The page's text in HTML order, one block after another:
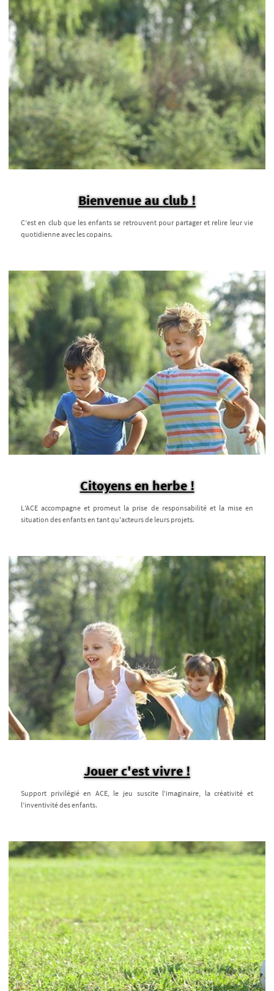
Bienvenue au club !
C’est en club que les enfants se retrouvent pour partager et relire leur vie
quotidienne avec les copains.
Citoyens en herbe !
L’ACE accompagne et promeut la prise de responsabilité et la mise en
situation des enfants en tant qu'acteurs de leurs projets.
Jouer c'est vivre !
Support privilégié en ACE, le jeu suscite l'imaginaire, la créativité et
l’inventivité des enfants.